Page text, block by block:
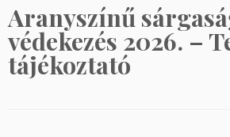
Aranyszínű
védekezés 2026. –
tájékoztató